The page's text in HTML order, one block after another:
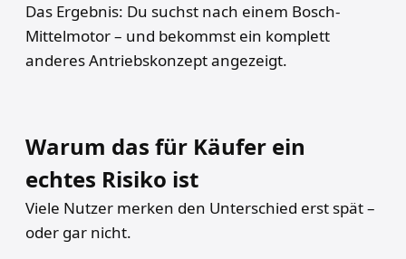
Das Ergebnis: Du suchst nach einem Bosch-
Mittelmotor – und bekommst ein komplett
anderes Antriebskonzept angezeigt.
Warum das für Käufer ein
echtes Risiko ist
Viele Nutzer merken den Unterschied erst spät –
oder gar nicht.